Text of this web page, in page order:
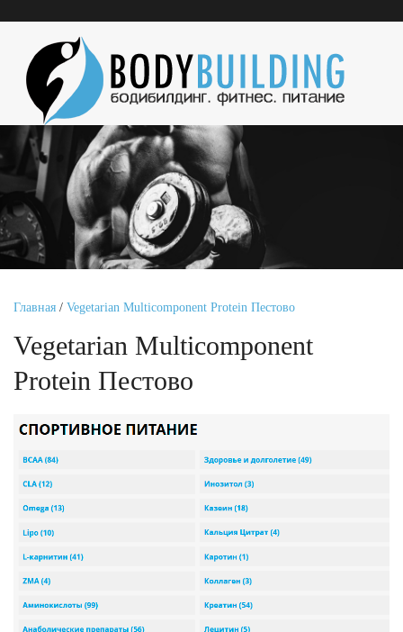
Главная / Vegetarian Multicomponent Protein Пестово
Vegetarian Multicomponent
Protein Пестово